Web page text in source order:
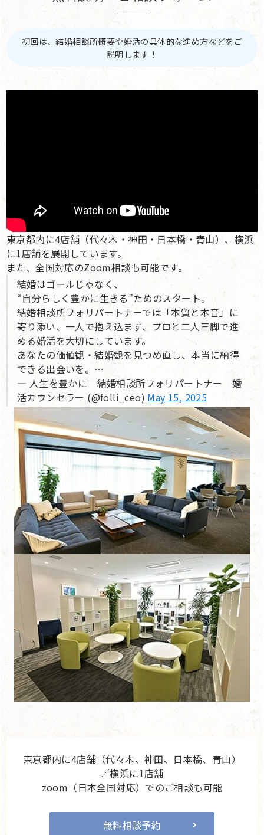
初回は、結婚相談所概要や婚活の具体的な進め方などをご
説明します！
東京都内に4店舗（代々木・神田・日本橋・青山）、横浜
に1店舗を展開しています。
また、全国対応のZoom相談も可能です。
結婚はゴールじゃなく、
“自分らしく豊かに生きる”ためのスタート。
結婚相談所フォリパートナーでは「本質と本音」に
寄り添い、一人で抱え込まず、プロと二人三脚で進
める婚活を大切にしています。
あなたの価値観・結婚観を見つめ直し、本当に納得
できる出会いを。…
— 人生を豊かに 結婚相談所フォリパートナー 婚
活カウンセラー (@folli_ceo) May 15, 2025
東京都内に4店舗（代々木、神田、日本橋、青山）
／横浜に1店舗
zoom（日本全国対応）でのご相談も可能
無料相談予約